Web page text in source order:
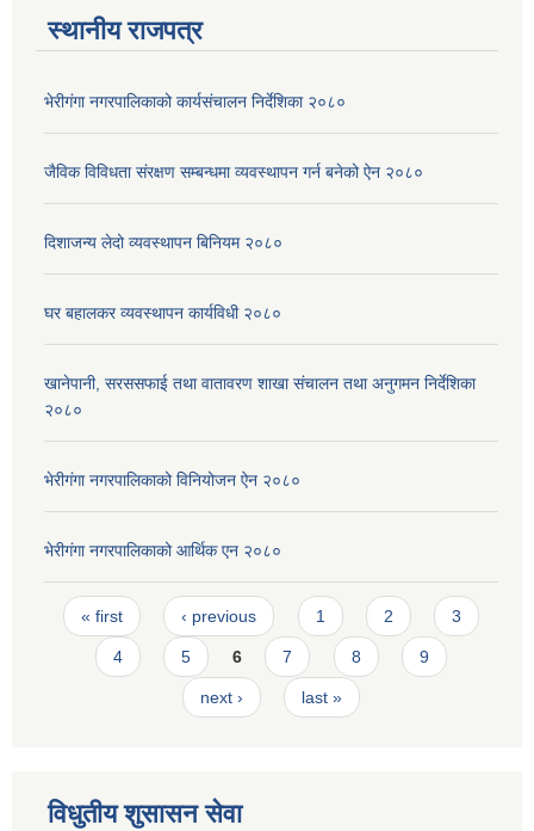
स्थानीय राजपत्र
भेरीगंगा नगरपालिकाको कार्यसंचालन निर्देशिका २०८०
जैविक विविधता संरक्षण सम्बन्धमा व्यवस्थापन गर्न बनेको ऐन २०८०
दिशाजन्य लेदो व्यवस्थापन बिनियम २०८०
घर बहालकर व्यवस्थापन कार्यविधी २०८०
खानेपानी, सरससफाई तथा वातावरण शाखा संचालन तथा अनुगमन निर्देशिका
२०८०
भेरीगंगा नगरपालिकाको विनियोजन ऐन २०८०
भेरीगंगा नगरपालिकाको आर्थिक एन २०८०
Pages
« first ‹ previous 1 2 3
4 5 6 7 8 9
next › last »
विधुतीय शुसासन सेवा